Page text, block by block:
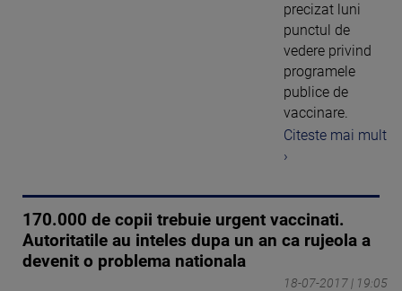
precizat luni
punctul de
vedere privind
programele
publice de
vaccinare.
Citeste mai mult
›
170.000 de copii trebuie urgent vaccinati.
Autoritatile au inteles dupa un an ca rujeola a
devenit o problema nationala
18-07-2017 | 19:05